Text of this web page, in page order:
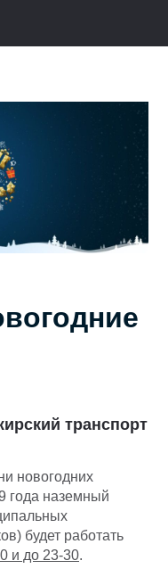
транспорт
новогодних
года наземный
будет работать
и до 23-30.